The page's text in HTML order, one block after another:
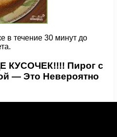
в течение 30 минут до
Пирог с
— Это Невероятно